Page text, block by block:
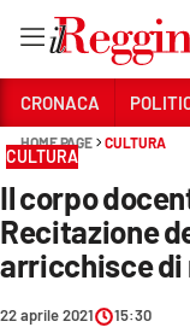
Sezioni
CRONACA
POLITICA
SANITÀ
CRONACA
HOME PAGE CULTURA
CULTURA
Il corpo
Recitazione
arricchisce di
22 aprile 2021 15:30